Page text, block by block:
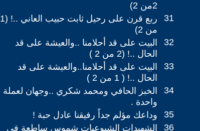
2من 2)
ربع قرن على رحيل ثابت حبيب العاني ..! (1
من 2)
31
البيت على قد أحلامنا ..والعيشة على قد
الحال ..! (2 من 2 )
32
البيت على قد أحلامنا..والعيشة على قد
الحال ..! ( 1 من 2 )
33
الخبز الحافي ومحمد شكري ..وجهان لعملة
واحدة .
34
وداعك مؤلم جداً رفيقنا عادل حبة !
35
الشهيدات الشيوعيات شموس ساطعة في
36